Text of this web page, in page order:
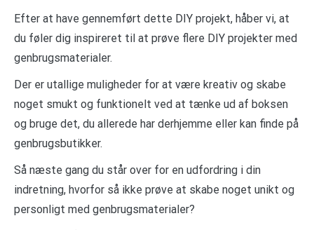
Efter at have gennemført dette DIY projekt, håber vi, at
du føler dig inspireret til at prøve flere DIY projekter med
genbrugsmaterialer.
Der er utallige muligheder for at være kreativ og skabe
noget smukt og funktionelt ved at tænke ud af boksen
og bruge det, du allerede har derhjemme eller kan finde på
genbrugsbutikker.
Så næste gang du står over for en udfordring i din
indretning, hvorfor så ikke prøve at skabe noget unikt og
personligt med genbrugsmaterialer?